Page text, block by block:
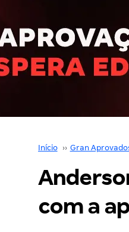
Início ›› Gran
com a